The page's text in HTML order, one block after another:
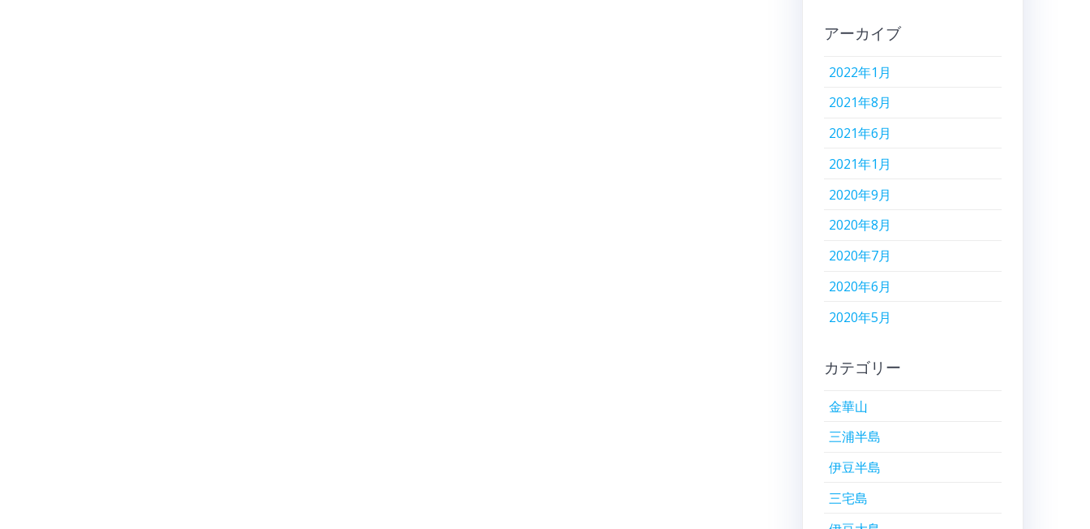
アーカイブ
2022年1月
2021年8月
2021年6月
2021年1月
2020年9月
2020年8月
2020年7月
2020年6月
2020年5月
カテゴリー
金華山
三浦半島
伊豆半島
三宅島